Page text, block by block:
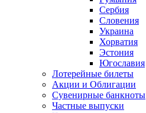
Сербия
Словения
Украина
Хорватия
Эстония
Югославия
Лотерейные билеты
Акции и Облигации
Сувенирные банкноты
Частные выпуски